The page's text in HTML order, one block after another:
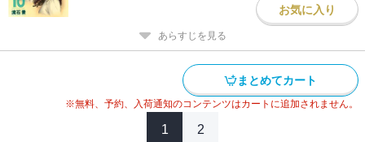
お気に入り
あらすじを見る
まとめてカート
※無料、予約、入荷通知のコンテンツはカートに追加されません。
1 2